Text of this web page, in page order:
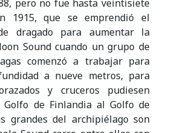
pero no fue hasta veintisiete
1915, que se emprendió el
dragado para aumentar la
Sound cuando un grupo de
comenzó a trabajar para
a nueve metros, para
y cruceros pudiesen
Golfo de Finlandia al Golfo de
grandes del archipiélago son